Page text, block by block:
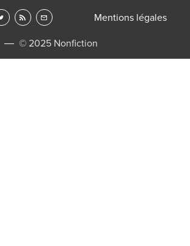
© 2025 Nonfiction
Mentions légales